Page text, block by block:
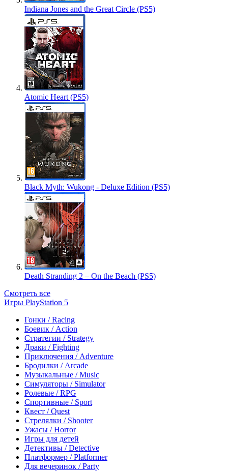
Indiana Jones and the Great Circle (PS5)
Atomic Heart (PS5)
Black Myth: Wukong - Deluxe Edition (PS5)
Death Stranding 2 – On the Beach (PS5)
Смотреть все
Игры PlayStation 5
Гонки / Racing
Боевик / Action
Стратегии / Strategy
Драки / Fighting
Приключения / Adventure
Бродилки / Arcade
Музыкальные / Music
Симуляторы / Simulator
Ролевые / RPG
Спортивные / Sport
Квест / Quest
Стрелялки / Shooter
Ужасы / Horror
Игры для детей
Детективы / Detective
Платформер / Platformer
Для вечеринок / Party